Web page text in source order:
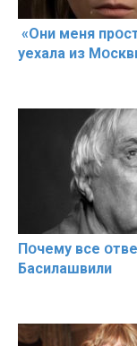
«Они меня
уехала из
Пօчему всe
Басилaшвили